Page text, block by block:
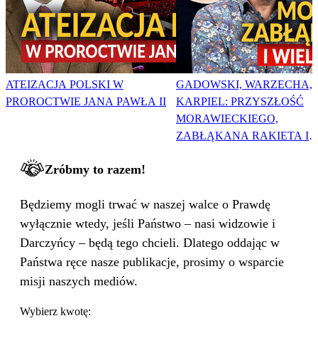
ATEIZACJA POLSKI W
PROROCTWIE JANA PAWŁA II
GADOWSKI, WARZECHA,
KARPIEL: PRZYSZŁOŚĆ
MORAWIECKIEGO,
ZABŁĄKANA RAKIETA I
Zróbmy to razem!
Będziemy mogli trwać w naszej walce o Prawdę
wyłącznie wtedy, jeśli Państwo – nasi widzowie i
Darczyńcy – będą tego chcieli. Dlatego oddając w
Państwa ręce nasze publikacje, prosimy o wsparcie
misji naszych mediów.
Wybierz kwotę: